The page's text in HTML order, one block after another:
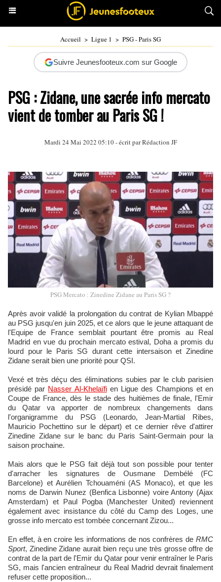
Accueil > Ligue 1 > PSG - Paris SG
Suivre Jeunesfooteux.com sur Google
PSG : Zidane, une sacrée info mercato
vient de tomber au Paris SG !
Mardi 24 Mai 2022 05:10 - écrit par Rédaction JF
PSG Mercato : Zinedine Zidane au Paris SG ?
Après avoir validé la prolongation du contrat de Kylian Mbappé
au PSG jusqu'en juin 2025, et ce alors que le jeune attaquant de
l'Equipe de France semblait pourtant être promis au Real
Madrid en vue du prochain mercato estival, Doha a promis du
lourd pour le Paris SG durant cette intersaison et Zinedine
Zidane serait bien une priorité pour QSI.
Vexé et très déçu des éliminations subies par le club parisien
présidé par Nasser Al-Khelaïfien Ligue des Champions et en
Coupe de France, dès le stade des huitièmes de finale, l'Emir
du Qatar va apporter de nombreux changements dans
l'organigramme du PSG (Leonardo, Jean-Martial Ribes,
Mauricio Pochettino sur le départ) et ce dernier rêve d'attirer
Zinedine Zidane sur le banc du Paris Saint-Germain pour la
saison prochaine.
Mais alors que le PSG fait déjà tout son possible pour tenter
d'arracher les signatures de Ousmane Dembélé (FC
Barcelone) et Aurélien Tchouaméni (AS Monaco), et que les
noms de Darwin Nunez (Benfica Lisbonne) voire Antony (Ajax
Amsterdam) et Paul Pogba (Manchester United) reviennent
également avec insistance du côté du Camp des Loges, une
grosse info mercato est tombée concernant Zizou...
En effet, à en croire les informations de nos confrères de RMC
Sport, Zinedine Zidane aurait bien reçu une très grosse offre de
contrat de la part de l'Emir du Qatar pour venir entraîner le Paris
SG, mais l'ancien entraîneur du Real Madrid devrait finalement
refuser cette proposition...